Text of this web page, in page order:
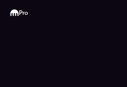
Kraken
Pro